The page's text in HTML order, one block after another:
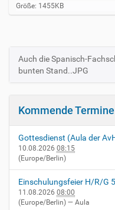
Z
e
n
o
ß
Größe: 1455KB
N
a
i
a
t
i
o
n
Auch die Spanisch-
bunten Stand..JPG
Kommende Termine
Gottesdienst (Aula der
10.08.2026 08:15
(Europe/Berlin)
Einschulungsfeier H/R/G
11.08.2026 08:00
(Europe/Berlin) — Aula